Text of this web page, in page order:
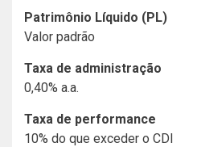
Patrimônio Líquido (PL)
Valor padrão
Taxa de administração
0,40% a.a.
Taxa de performance
10% do que exceder o CDI